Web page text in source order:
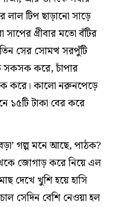
লাল টিপ ছাড়ানো সাড়ে
গ্রীবার মতো বঁটির
সের সোমত্থ সরপুঁটি
সকসক করে, চাঁপার
করে। কালো নরুনপেড়ে
১৫টি টাকা বের করে
গল্প মনে আছে, পাঠক?
জোগাড় করে নিয়ে এল
দেখে খুশি হয়ে হাসি
সেদিন বেশি নেওয়া হল